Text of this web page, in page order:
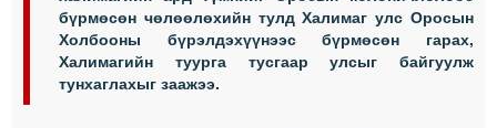
бүрмөсөн чөлөөлөхийн тулд Халимаг улс Оросын
Холбооны бүрэлдэхүүнээс бүрмөсөн гарах,
Халимагийн туурга тусгаар улсыг байгуулж
тунхаглахыг заажээ.